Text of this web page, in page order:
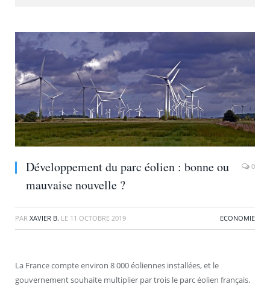
Développement du parc éolien : bonne ou
mauvaise nouvelle ?
0
PAR XAVIER B. LE 11 OCTOBRE 2019 ECONOMIE
La France compte environ 8 000 éoliennes installées, et le
gouvernement souhaite multiplier par trois le parc éolien français.